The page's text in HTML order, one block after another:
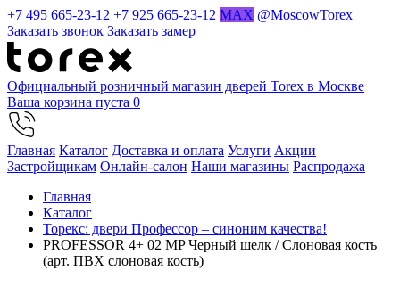
+7 495 665-23-12 +7 925 665-23-12 MAX @MoscowTorex
Заказать звонок Заказать замер
Официальный розничный магазин дверей Torex в Москве
Ваша корзина пуста 0
Главная Каталог Доставка и оплата Услуги Акции
Застройщикам Онлайн-салон Наши магазины Распродажа
Главная
Каталог
Торекс: двери Профессор – синоним качества!
PROFESSOR 4+ 02 MP Черный шелк / Слоновая кость
(арт. ПВХ слоновая кость)